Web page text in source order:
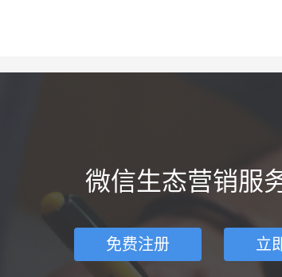
微信生态营销服
免费注册 立